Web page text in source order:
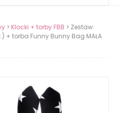
> Klocki + torby FBB > Zestaw:
+ torba Funny Bunny Bag MAŁA